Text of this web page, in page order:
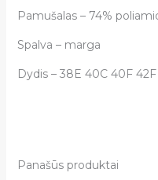
Pamušalas – 74%
Spalva – marga
Dydis – 38E 40C 40F
Panašūs produktai